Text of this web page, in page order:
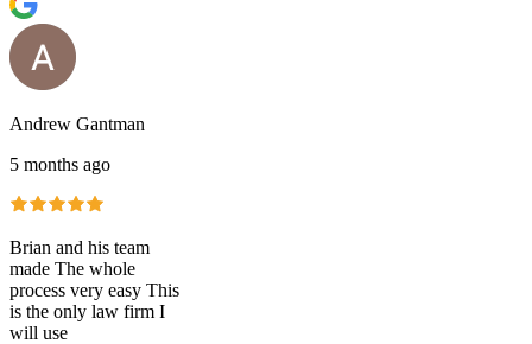
Andrew Gantman
5 months ago
Brian and his team
made The whole
process very easy This
is the only law firm I
will use